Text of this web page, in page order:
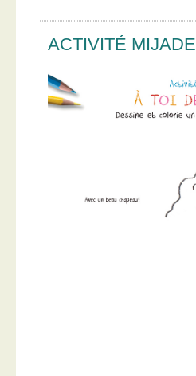
ACTIVITÉ